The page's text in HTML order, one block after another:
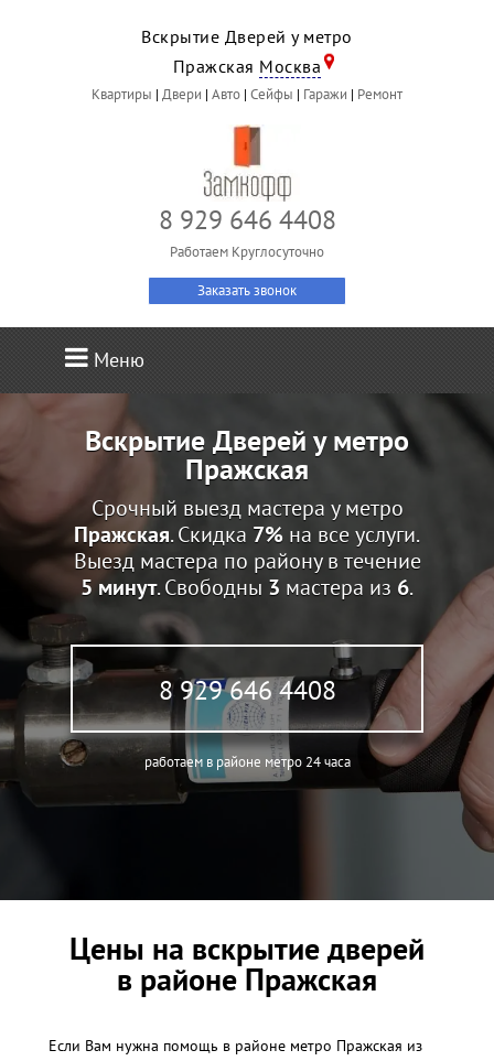
Вскрытие Дверей у метро
Пражская Москва
Квартиры | Двери | Авто | Сейфы | Гаражи | Ремонт
8 929 646 4408
Работаем Круглосуточно
Заказать звонок
Меню
Вскрытие Дверей у метро
Пражская
Срочный выезд мастера у метро
Пражская. Скидка 7% на все услуги.
Выезд мастера по району в течение
5 минут. Свободны 3 мастера из 6.
8 929 646 4408
работаем в районе метро 24 часа
Цены на вскрытие дверей
в районе Пражская
Если Вам нужна помощь в районе метро Пражская из